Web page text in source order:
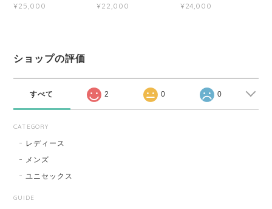
¥25,000
¥22,000
¥24,000
ショップの評価
すべて 2 0 0
CATEGORY
レディース
メンズ
ユニセックス
GUIDE